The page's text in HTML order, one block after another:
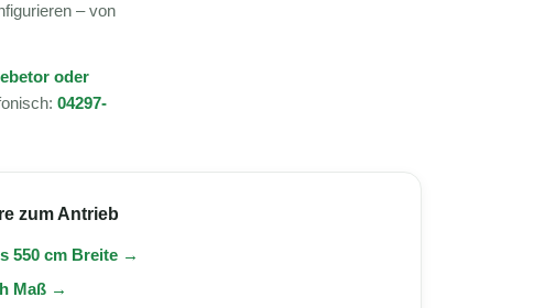
– von
oder
04297-
zum Antrieb
550 cm Breite →
Maß →